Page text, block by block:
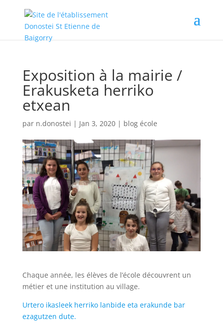
Exposition à la mairie /
Erakusketa herriko
etxean
par n.donostei | Jan 3, 2020| blog école
Chaque année, les élèves de l’école découvrent un
métier et une institution au village.
Urtero ikasleek herriko lanbide eta erakunde bar
ezagutzen dute.